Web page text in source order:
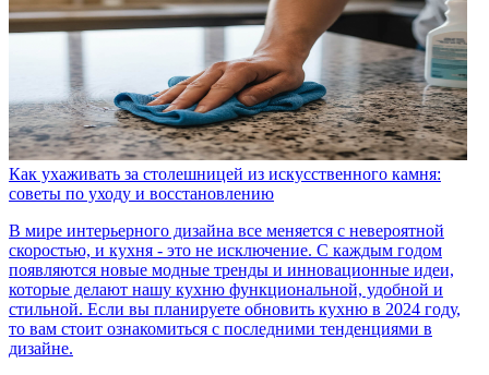
Как ухаживать за столешницей из искусственного камня:
советы по уходу и восстановлению
В мире интерьерного дизайна все меняется с невероятной
скоростью, и кухня - это не исключение. С каждым годом
появляются новые модные тренды и инновационные идеи,
которые делают нашу кухню функциональной, удобной и
стильной. Если вы планируете обновить кухню в 2024 году,
то вам стоит ознакомиться с последними тенденциями в
дизайне.